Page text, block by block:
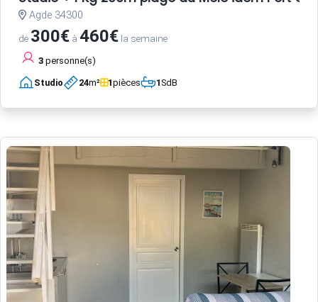
Agde 34300
de 300€ à 460€ la semaine
3 personne(s)
Studio 24m² 1pièces 1SdB